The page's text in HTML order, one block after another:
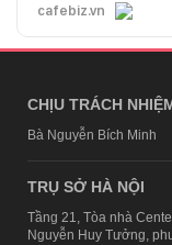
cafebiz.vn
CHỊU TRÁCH
Bà Nguyễn Bích Minh
TRỤ SỞ HÀ NỘI
Tầng 21, Tòa nhà
Nguyễn Huy Tưởng,